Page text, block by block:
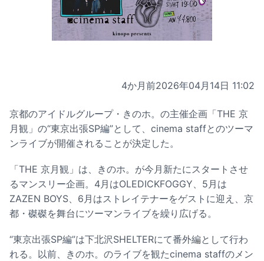
4か月前2026年04月14日 11:02
京都のアイドルグループ・きのホ。の主催企画「THE 京
月観」の“東京出張SP編”として、cinema staffとのツーマ
ンライブが開催されることが決定した。
「THE 京月観」は、きのホ。が今月新たにスタートさせ
るマンスリー企画。4月はOLEDICKFOGGY、5月は
ZAZEN BOYS、6月はストレイテナーをゲストに迎え、京
都・磔磔を舞台にツーマンライブを繰り広げる。
“東京出張SP編”は下北沢SHELTERにて番外編として行わ
れる。以前、きのホ。のライブを観たcinema staffのメン